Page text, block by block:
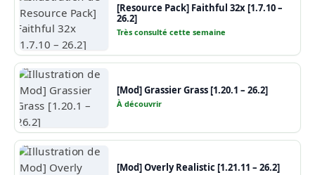
[Resource Pack] Faithful 32x [1.7.10 –
26.2]
Très consulté cette semaine
[Mod] Grassier Grass [1.20.1 – 26.2]
À découvrir
[Mod] Overly Realistic [1.21.11 – 26.2]